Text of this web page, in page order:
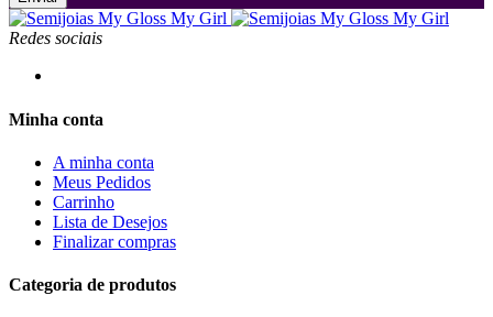
Redes sociais
Minha conta
A minha conta
Meus Pedidos
Carrinho
Lista de Desejos
Finalizar compras
Categoria de produtos